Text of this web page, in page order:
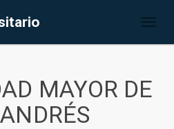
MAYOR DE